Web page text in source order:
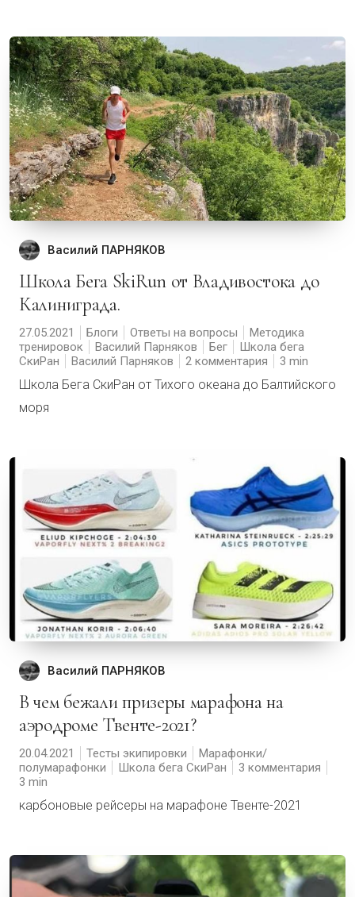
Василий ПАРНЯКОВ
Школа Бега SkiRun от Владивостока до
Калиниграда.
27.05.2021 Блоги Ответы на вопросы
Методика
тренировок
Василий Парняков Бег
Школа бега
СкиРан
Василий Парняков 2 комментария 3
Школа Бега СкиРан от Тихого океана до Балтийского
моря
Василий ПАРНЯКОВ
В чем бежали призеры марафона на
аэродроме Твенте-2021?
20.04.2021 Тесты экипировки
Марафонки/
полумарафонки
Школа бега СкиРан
3 комментария
3
карбоновые рейсеры на марафоне Твенте-2021